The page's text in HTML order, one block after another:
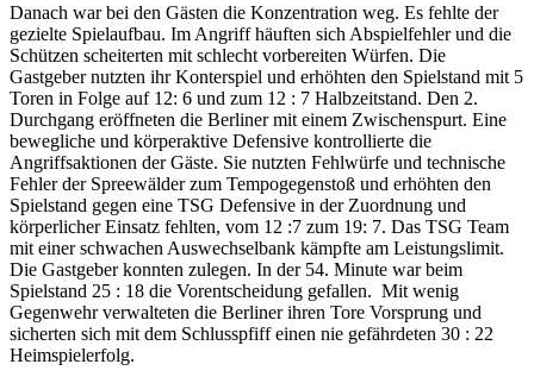
Danach war bei den Gästen die Konzentration weg. Es fehlte der
gezielte Spielaufbau. Im Angriff häuften sich Abspielfehler und die
Schützen scheiterten mit schlecht vorbereiten Würfen. Die
Gastgeber nutzten ihr Konterspiel und erhöhten den Spielstand mit 5
Toren in Folge auf 12: 6 und zum 12 : 7 Halbzeitstand. Den 2.
Durchgang eröffneten die Berliner mit einem Zwischenspurt. Eine
bewegliche und körperaktive Defensive kontrollierte die
Angriffsaktionen der Gäste. Sie nutzten Fehlwürfe und technische
Fehler der Spreewälder zum Tempogegenstoß und erhöhten den
Spielstand gegen eine TSG Defensive in der Zuordnung und
körperlicher Einsatz fehlten, vom 12 :7 zum 19: 7. Das TSG Team
mit einer schwachen Auswechselbank kämpfte am Leistungslimit.
Die Gastgeber konnten zulegen. In der 54. Minute war beim
Spielstand 25 : 18 die Vorentscheidung gefallen. Mit wenig
Gegenwehr verwalteten die Berliner ihren Tore Vorsprung und
sicherten sich mit dem Schlusspfiff einen nie gefährdeten 30 : 22
Heimspielerfolg.